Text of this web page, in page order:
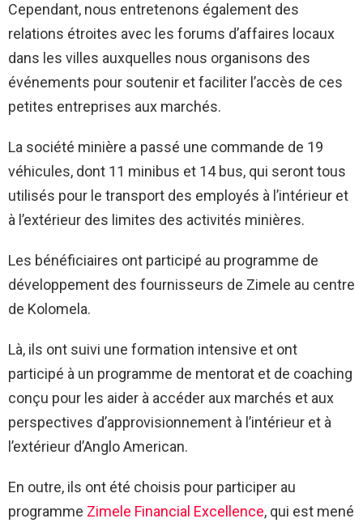
Cependant, nous entretenons également des
relations étroites avec les forums d’affaires locaux
dans les villes auxquelles nous organisons des
événements pour soutenir et faciliter l’accès de ces
petites entreprises aux marchés.
La société minière a passé une commande de 19
véhicules, dont 11 minibus et 14 bus, qui seront tous
utilisés pour le transport des employés à l’intérieur et
à l’extérieur des limites des activités minières.
Les bénéficiaires ont participé au programme de
développement des fournisseurs de Zimele au centre
de Kolomela.
Là, ils ont suivi une formation intensive et ont
participé à un programme de mentorat et de coaching
conçu pour les aider à accéder aux marchés et aux
perspectives d’approvisionnement à l’intérieur et à
l’extérieur d’Anglo American.
En outre, ils ont été choisis pour participer au
programme Zimele Financial Excellence, qui est mené